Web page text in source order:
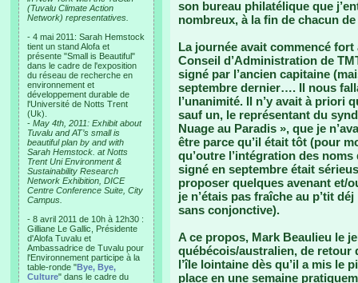
(Tuvalu Climate Action
Network) representatives.
- 4 mai 2011: Sarah Hemstock
tient un stand Alofa et
présente "Small is Beautiful"
dans le cadre de l'exposition
du réseau de recherche en
environnement et
développement durable de
l'Université de Notts Trent
(Uk).
- May 4th, 2011: Exhibit about
Tuvalu and AT’s small is
beautiful plan by and with
Sarah Hemstock. at Notts
Trent Uni Environment &
Sustainability Research
Network Exhibition, DICE
Centre Conference Suite, City
Campus.
- 8 avril 2011 de 10h à 12h30 :
Gilliane Le Gallic, Présidente
d'Alofa Tuvalu et
Ambassadrice de Tuvalu pour
l'Environnement participe à la
table-ronde "Bye, Bye,
Culture" dans le cadre du
son bureau philatélique que
nombreux, à la fin de chacun
La journée avait commencé
Conseil d’Administration de
signé par l’ancien capitaine
septembre dernier…. Il nous
l’unanimité. Il n’y avait à priori
sauf un, le représentant du
Nuage au Paradis », que je
être parce qu’il était tôt (pour
qu’outre l’intégration des
signé en septembre était
proposer quelques avenant et/
je n’étais pas fraîche au p’tit
sans conjonctive).
A ce propos, Mark Beaulieu le
québécois/australien, de retour
l’île lointaine dès qu’il a mis le
place en une semaine